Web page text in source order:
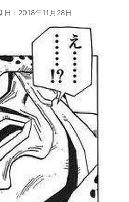
： 2018年11月28日